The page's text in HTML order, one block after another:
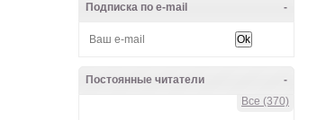
-
Подписка по e-mail
-
Постоянные читатели
Все (370)